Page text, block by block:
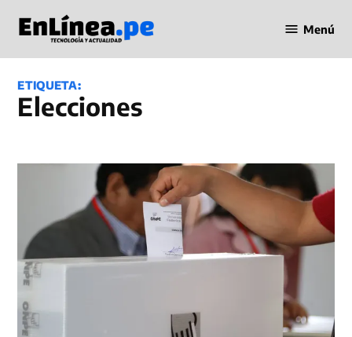
contenido
en Línea
Menú
ETIQUETA:
elecciones